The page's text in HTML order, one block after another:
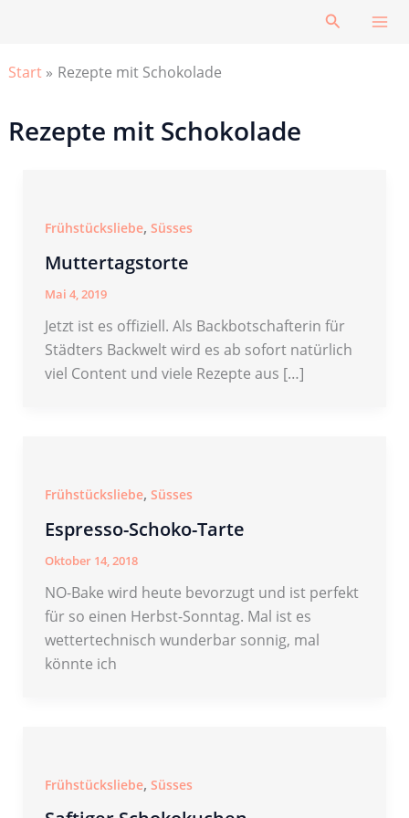
Suchen
Start Rezepte mit Schokolade
Rezepte mit Schokolade
Frühstücksliebe, Süsses
Muttertagstorte
Mai 4, 2019
Jetzt ist es offiziell. Als Backbotschafterin für
Städters Backwelt wird es ab sofort natürlich
viel Content und viele Rezepte aus […]
Frühstücksliebe, Süsses
Espresso-Schoko-Tarte
Oktober 14, 2018
NO-Bake wird heute bevorzugt und ist perfekt
für so einen Herbst-Sonntag. Mal ist es
wettertechnisch wunderbar sonnig, mal
könnte ich
Frühstücksliebe, Süsses